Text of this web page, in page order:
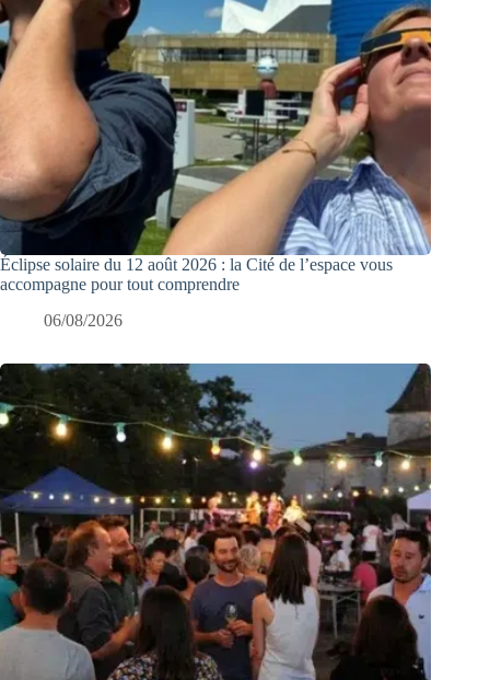
Éclipse solaire du 12 août 2026 : la Cité de l’espace vous
accompagne pour tout comprendre
06/08/2026